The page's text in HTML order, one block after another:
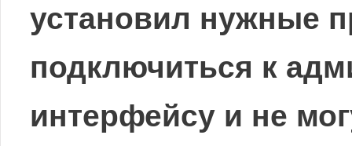
установил нужные
подключиться к
интерфейсу и не